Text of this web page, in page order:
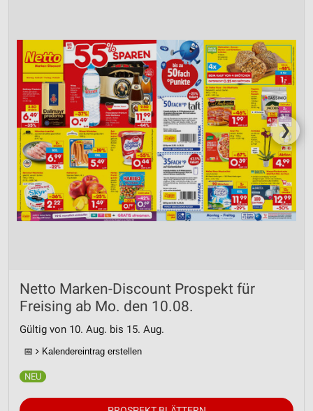
❯
Netto Marken-Discount Prospekt für
Freising ab Mo. den 10.08.
Gültig von 10. Aug. bis 15. Aug.
📅 Kalendereintrag erstellen